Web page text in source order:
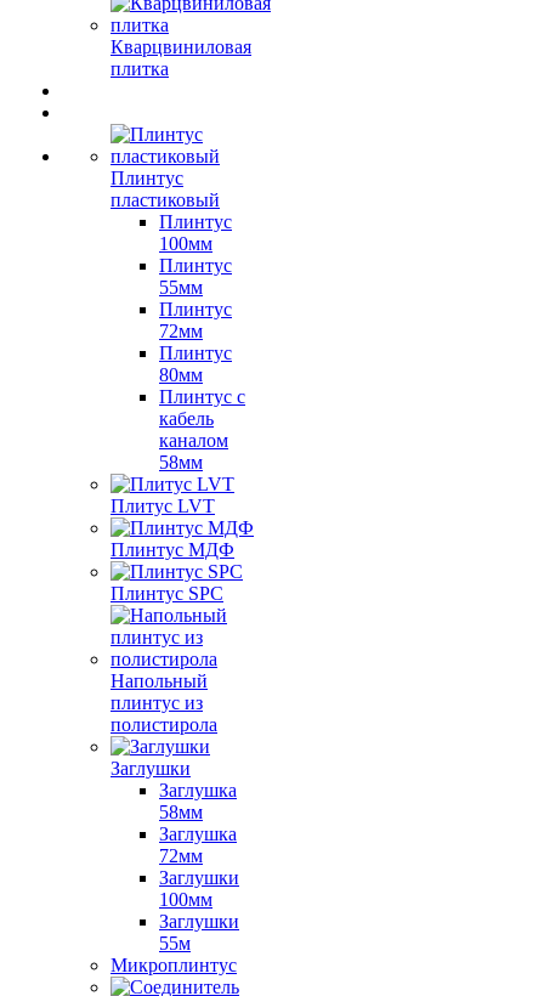
Кварцвиниловая
плитка
Плинтус
пластиковый
Плинтус
100мм
Плинтус
55мм
Плинтус
72мм
Плинтус
80мм
Плинтус с
кабель
каналом
58мм
Плитус LVT
Плинтус МДФ
Плинтус SPC
Напольный
плинтус из
полистирола
Заглушки
Заглушка
58мм
Заглушка
72мм
Заглушки
100мм
Заглушки
55м
Микроплинтус